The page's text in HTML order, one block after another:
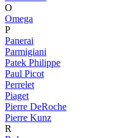
O
Omega
P
Panerai
Parmigiani
Patek Philippe
Paul Picot
Perrelet
Piaget
Pierre DeRoche
Pierre Kunz
R